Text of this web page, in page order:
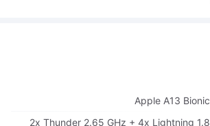
Apple A13 Bionic
2x Thunder 2.65 GHz + 4x Lightning 1.8